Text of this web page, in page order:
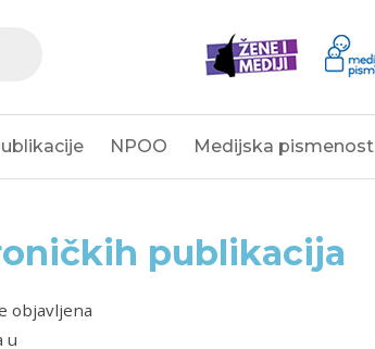
NPOO Medijska pismenost
publikacija
objavljena
u